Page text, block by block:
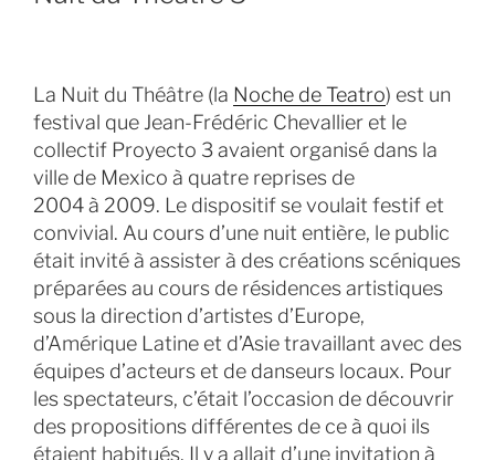
La Nuit du Théâtre (la Noche de Teatro) est un
festival que Jean-Frédéric Chevallier et le
collectif Proyecto 3 avaient organisé dans la
ville de Mexico à quatre reprises de
2004 à 2009. Le dispositif se voulait festif et
convivial. Au cours d’une nuit entière, le public
était invité à assister à des créations scéniques
préparées au cours de résidences artistiques
sous la direction d’artistes d’Europe,
d’Amérique Latine et d’Asie travaillant avec des
équipes d’acteurs et de danseurs locaux. Pour
les spectateurs, c’était l’occasion de découvrir
des propositions différentes de ce à quoi ils
étaient habitués. Il y a allait d’une invitation à